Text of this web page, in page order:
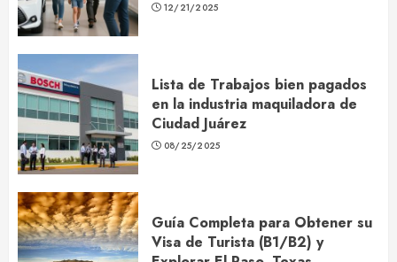
12/21/2025
Lista de Trabajos bien pagados
en la industria maquiladora de
Ciudad Juárez
08/25/2025
Guía Completa para Obtener su
Visa de Turista (B1/B2) y